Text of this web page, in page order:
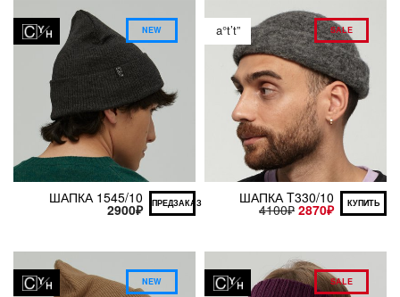
NEW
ШАПКА 1545/10
2900₽ ПРЕДЗАКАЗ
a°t’t” SALE
ШАПКА T330/10
4100₽ 2870₽ КУПИТЬ
NEW SALE